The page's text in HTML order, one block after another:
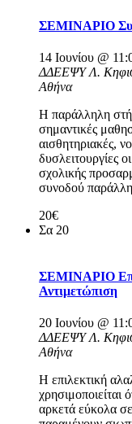
ΣΕΜΙΝΑΡΙΟ
14 Ιουνίου @
ΔΔΕΕΨΥΛ.
Αθήνα
Η παράλληλη
σημαντικές
αισθητηριακές,
δυσλειτουργίες
σχολικής
συνοδού
20€
Σα 20
ΣΕΜΙΝΑΡΙΟ
Αντιμετώπιση
20 Ιουνίου @
ΔΔΕΕΨΥΛ.
Αθήνα
Η επιλεκτική
χρησιμοποιείται
αρκετά εύκολα